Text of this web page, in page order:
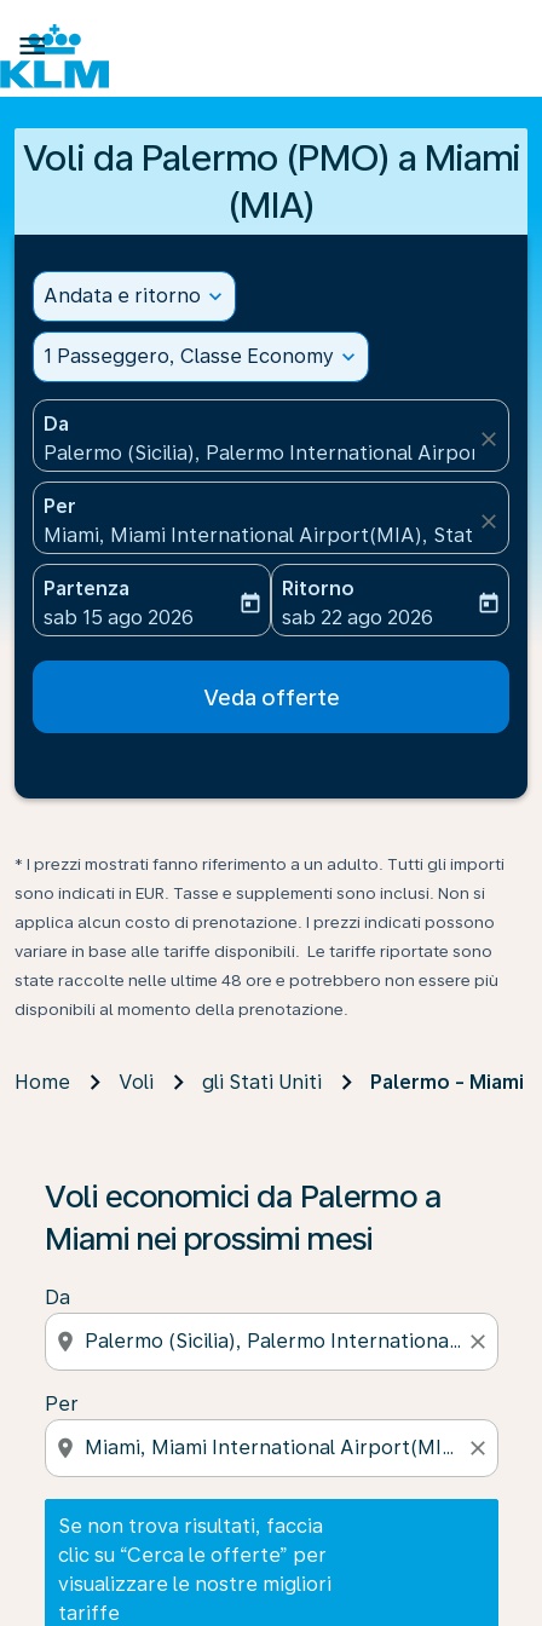

Voli da Palermo (PMO) a Miami
(MIA)
Andata e ritorno expand_more
1 Passeggero, Classe Economy expand_more
Da
Palermo (Sicilia), Palermo International
close
Per
Miami, Miami International Airport(MIA), Stati Uniti
close
Partenza
fc-booking-departure-date-aria-label
sab 15 ago 2026
today
Ritorno
fc-booking-return-date-
sab 22 ago 2026
today
Veda offerte
* I prezzi mostrati fanno riferimento a un adulto. Tutti gli importi
sono indicati in EUR. Tasse e supplementi sono inclusi. Non si
applica alcun costo di prenotazione. I prezzi indicati possono
variare in base alle tariffe disponibili. Le tariffe riportate sono
state raccolte nelle ultime 48 ore e potrebbero non essere più
disponibili al momento della prenotazione.
Home Voli gli Stati Uniti Palermo - Miami
Voli economici da Palermo a
Miami nei prossimi mesi
Da
location_on close
Per
location_on close
Se non trova risultati, faccia
clic su “Cerca le offerte” per
visualizzare le nostre migliori
tariffe
Se non trova risultati, faccia clic su “Cerca le offerte”